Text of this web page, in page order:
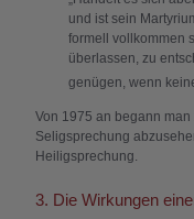
und ist sein
formell vollkommen
überlassen, zu
genügen, wenn
Von 1975 an begann
Seligsprechung
Heiligsprechung.
3. Die Wirkungen